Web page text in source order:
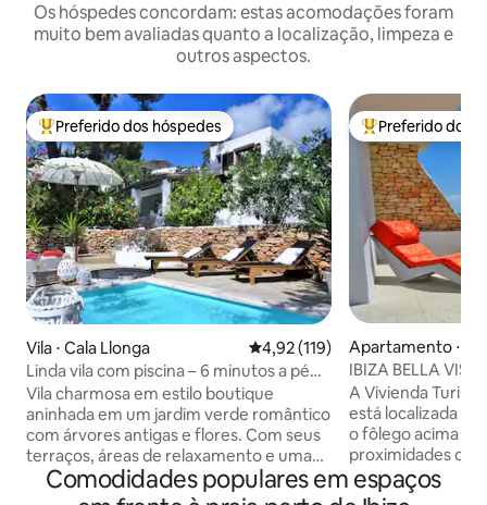
Os hóspedes concordam: estas acomodações foram
muito bem avaliadas quanto a localização, limpeza e
outros aspectos.
Entre os melhores preferidos dos hóspedes
Preferido dos hóspedes
Vila ⋅ Cala Llonga 4,92 de uma avaliação média de
4,92 (119)
Linda vila com piscina – 6 minutos a pé
até a praia
Vila charmosa em estilo boutique
aninhada em um jardim verde romântico
com árvores antigas e flores. Com seus
terraços, áreas de relaxamento e uma
linda piscina privativa, a propriedade
oferece grande espaço e privacidade
Entre os
Preferido dos
Apartamento ⋅
et
IBIZA BELLA
WLAN/Piscina
A Vivienda
está localizada
o fôlego acima da
proximidades da
Com uma fantástica vista panorâmica da
cidade de Ibiza e
Comodidades populares em espaços